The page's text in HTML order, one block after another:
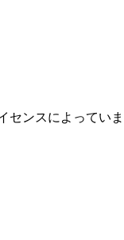
センスによってい